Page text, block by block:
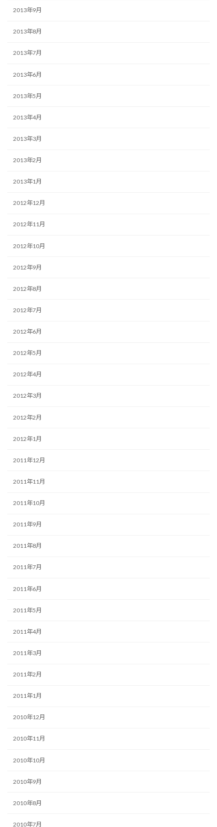
2013年9月
2013年8月
2013年7月
2013年6月
2013年5月
2013年4月
2013年3月
2013年2月
2013年1月
2012年12月
2012年11月
2012年10月
2012年9月
2012年8月
2012年7月
2012年6月
2012年5月
2012年4月
2012年3月
2012年2月
2012年1月
2011年12月
2011年11月
2011年10月
2011年9月
2011年8月
2011年7月
2011年6月
2011年5月
2011年4月
2011年3月
2011年2月
2011年1月
2010年12月
2010年11月
2010年10月
2010年9月
2010年8月
2010年7月